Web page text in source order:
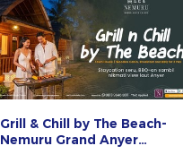
Grill & Chill by The Beach-
Nemuru Grand Anyer